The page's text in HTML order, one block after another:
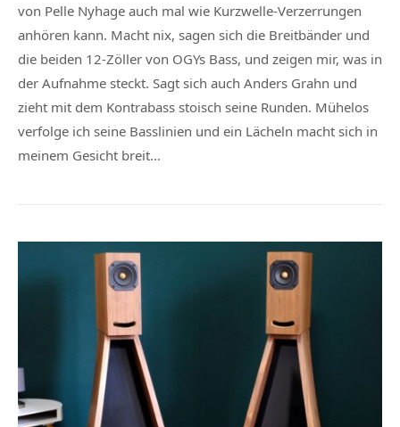
von Pelle Nyhage auch mal wie Kurzwelle-Verzerrungen
anhören kann. Macht nix, sagen sich die Breitbänder und
die beiden 12-Zöller von OGYs Bass, und zeigen mir, was in
der Aufnahme steckt. Sagt sich auch Anders Grahn und
zieht mit dem Kontrabass stoisch seine Runden. Mühelos
verfolge ich seine Basslinien und ein Lächeln macht sich in
meinem Gesicht breit…